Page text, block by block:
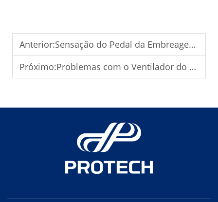
Anterior:Sensação do Pedal da Embreagem: Como Saber se Sua Embreagem Está com Falha
Próximo:Problemas com o Ventilador do Radiador: Por Que É Importante para o Resfriamento do Motor